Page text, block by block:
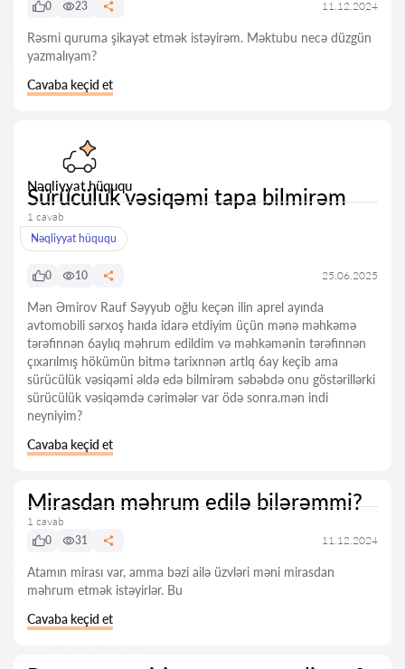
0
23 11.12.2024
Rəsmi quruma şikayət etmək istəyirəm. Məktubu necə düzgün
yazmalıyam?
Cavaba keçid et
Nəqliyyat hüququ
Sürücülük vəsiqəmi tapa bilmirəm
1 cavab
Nəqliyyat hüququ
0 10 25.06.2025
Mən Əmirov Rauf Səyyub oğlu keçən ilin aprel ayında
avtomobili sərxoş haıda idarə etdiyim üçün mənə məhkəmə
tərəfinnən 6aylıq məhrum edildim və məhkəmənin tərəfinnən
çıxarılmış hökümün bitmə tarixnnən artlq 6ay keçib ama
sürücülük vəsiqəmi əldə edə bilmirəm səbəbdə onu göstərillərki
sürücülük vəsiqəmdə cərimələr var ödə sonra.mən indi
neyniyim?
Cavaba keçid et
Mirasdan məhrum edilə bilərəmmi?
1 cavab
0
31 11.12.2024
Atamın mirası var, amma bəzi ailə üzvləri məni mirasdan
məhrum etmək istəyirlər. Bu
Cavaba keçid et